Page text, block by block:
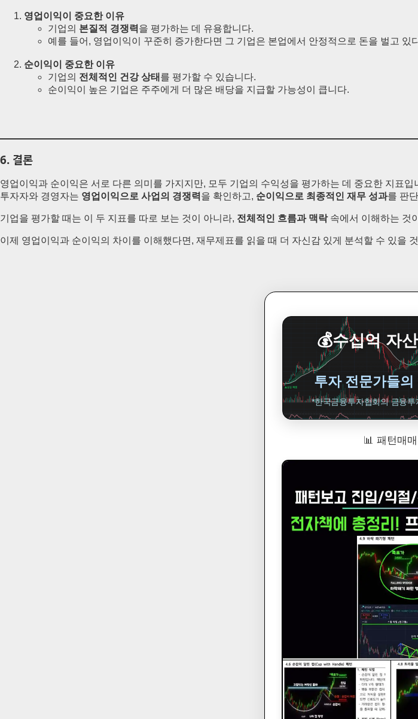
영업이익이 중요한 이유
기업의 본질적 경쟁력 을 평가하는 데 유용합니다.
예를 들어, 영업이익이 꾸준히 증가한다면 그 기업은 본업에서 안정적으로 돈을 벌고 있
순이익이 중요한 이유
기업의 전체적인 건강 상태 를 평가할 수 있습니다.
순이익이 높은 기업은 주주에게 더 많은 배당을 지급할 가능성이 큽니다.
6. 결론
영업이익과 순이익은 서로 다른 의미를 가지지만, 모두 기업의 수익성을 평가하는 데 중요한 지표입
투자자와 경영자는 영업이익으로 사업의 경쟁력 을 확인하고, 순이익으로 최종적인 재무 성과를 판
기업을 평가할 때는 이 두 지표를 따로 보는 것이 아니라, 전체적인 흐름과 맥락속에서 이해하는 것
이제 영업이익과 순이익의 차이를 이해했다면, 재무제표를 읽을 때 더 자신감 있게 분석할 수 있을
💰수십억 자
투자 전문가들의
*한국금융투자협회의 금융
📊 패턴매